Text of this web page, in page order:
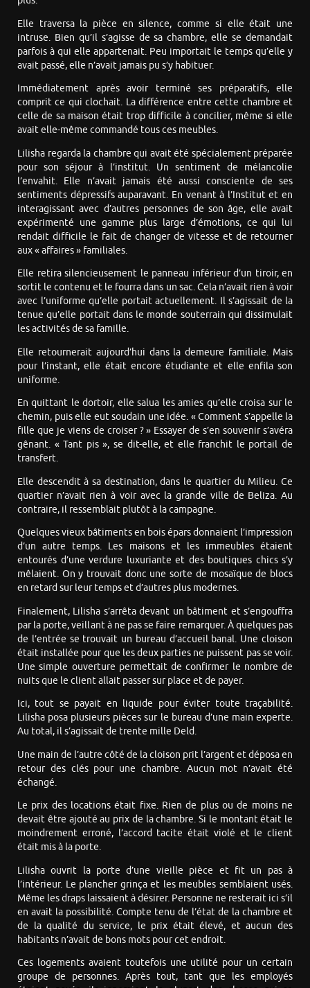
Elle traversa la pièce en silence, comme si elle était une
intruse. Bien qu’il s’agisse de sa chambre, elle se demandait
parfois à qui elle appartenait. Peu importait le temps qu’elle y
avait passé, elle n’avait jamais pu s’y habituer.
Immédiatement après avoir terminé ses préparatifs, elle
comprit ce qui clochait. La différence entre cette chambre et
celle de sa maison était trop difficile à concilier, même si elle
avait elle-même commandé tous ces meubles.
Lilisha regarda la chambre qui avait été spécialement préparée
pour son séjour à l’institut. Un sentiment de mélancolie
l’envahit. Elle n’avait jamais été aussi consciente de ses
sentiments dépressifs auparavant. En venant à l’Institut et en
interagissant avec d’autres personnes de son âge, elle avait
expérimenté une gamme plus large d’émotions, ce qui lui
rendait difficile le fait de changer de vitesse et de retourner
aux « affaires » familiales.
Elle retira silencieusement le panneau inférieur d’un tiroir, en
sortit le contenu et le fourra dans un sac. Cela n’avait rien à voir
avec l’uniforme qu’elle portait actuellement. Il s’agissait de la
tenue qu’elle portait dans le monde souterrain qui dissimulait
les activités de sa famille.
Elle retournerait aujourd’hui dans la demeure familiale. Mais
pour l’instant, elle était encore étudiante et elle enfila son
uniforme.
En quittant le dortoir, elle salua les amies qu’elle croisa sur le
chemin, puis elle eut soudain une idée. « Comment s’appelle la
fille que je viens de croiser ? » Essayer de s’en souvenir s’avéra
gênant. « Tant pis », se dit-elle, et elle franchit le portail de
transfert.
Elle descendit à sa destination, dans le quartier du Milieu. Ce
quartier n’avait rien à voir avec la grande ville de Beliza. Au
contraire, il ressemblait plutôt à la campagne.
Quelques vieux bâtiments en bois épars donnaient l’impression
d’un autre temps. Les maisons et les immeubles étaient
entourés d’une verdure luxuriante et des boutiques chics s’y
mêlaient. On y trouvait donc une sorte de mosaïque de blocs
en retard sur leur temps et d’autres plus modernes.
Finalement, Lilisha s’arrêta devant un bâtiment et s’engouffra
par la porte, veillant à ne pas se faire remarquer. À quelques pas
de l’entrée se trouvait un bureau d’accueil banal. Une cloison
était installée pour que les deux parties ne puissent pas se voir.
Une simple ouverture permettait de confirmer le nombre de
nuits que le client allait passer sur place et de payer.
Ici, tout se payait en liquide pour éviter toute traçabilité.
Lilisha posa plusieurs pièces sur le bureau d’une main experte.
Au total, il s’agissait de trente mille Deld.
Une main de l’autre côté de la cloison prit l’argent et déposa en
retour des clés pour une chambre. Aucun mot n’avait été
échangé.
Le prix des locations était fixe. Rien de plus ou de moins ne
devait être ajouté au prix de la chambre. Si le montant était le
moindrement erroné, l’accord tacite était violé et le client
était mis à la porte.
Lilisha ouvrit la porte d’une vieille pièce et fit un pas à
l’intérieur. Le plancher grinça et les meubles semblaient usés.
Même les draps laissaient à désirer. Personne ne resterait ici s’il
en avait la possibilité. Compte tenu de l’état de la chambre et
de la qualité du service, le prix était élevé, et aucun des
habitants n’avait de bons mots pour cet endroit.
Ces logements avaient toutefois une utilité pour un certain
groupe de personnes. Après tout, tant que les employés